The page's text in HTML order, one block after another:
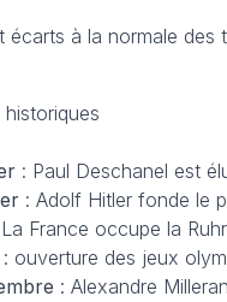
écarts à la normale des
historiques
: Paul Deschanel est
: Adolf Hitler fonde le
France occupe la
: ouverture des jeux
: Alexandre